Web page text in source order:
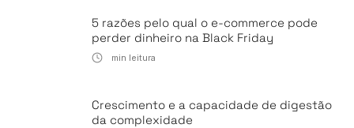
5 razões pelo qual o e-commerce pode
perder dinheiro na Black Friday
min leitura
Crescimento e a capacidade de digestão
da complexidade